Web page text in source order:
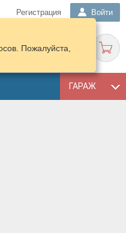
Регистрация Войти
ГАРАЖ
Пожалуйста,